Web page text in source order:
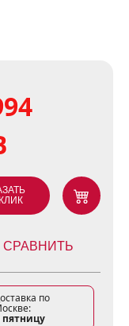
СРАВНИТЬ
по
пятницу